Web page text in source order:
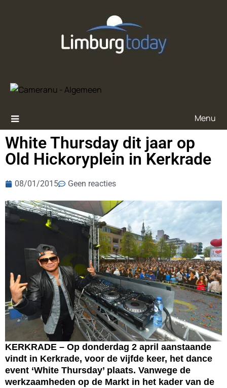
Menu
White Thursday dit jaar op
Old Hickoryplein in Kerkrade
08/01/2015 Geen reacties
KERKRADE – Op donderdag 2 april aanstaande
vindt in Kerkrade, voor de vijfde keer, het dance
event ‘White Thursday’ plaats. Vanwege de
werkzaamheden op de Markt in het kader van de